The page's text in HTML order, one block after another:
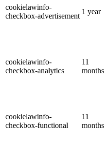
Malá večerná hudba
FestivalKoncert
cookielawinfo-
checkbox-advertisement
1 year
cookielawinfo-
checkbox-analytics
11
months
cookielawinfo-
checkbox-functional
11
months